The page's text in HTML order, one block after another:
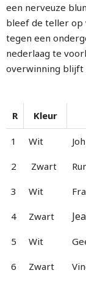
een nerveuze
bleef de teller op
tegen een
nederlaag te
overwinning blijft
R Kleur
1 Wit
2 Zwart
3 Wit
4 Zwart
5 Wit
6 Zwart